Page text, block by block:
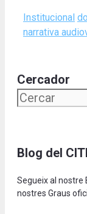
Categories
Institucional
narrativa
Cercador
Blog del
Segueix al nostre
nostres Graus